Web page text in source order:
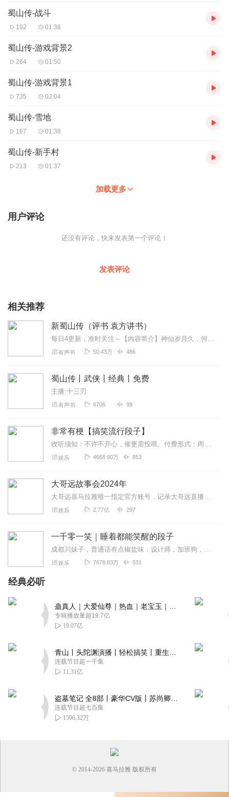
蜀山传-战斗
192 01:36
蜀山传-游戏背景2
264 01:50
蜀山传-游戏背景1
735 02:04
蜀山传-雪地
167 01:38
蜀山传-新手村
213 01:37
加载更多
用户评论
还没有评论，快来发表第一个评论！
发表评论
相关推荐
新蜀山传（评书 袁方讲书）
每日4更新，准时关注～【内容简介】神仙岁月久，何必寻烦恼？大神通者自是不在意这些小小的星辰变幻，只可怜那无辜的现世小人物穿越到了蜀山。正邪纷争，但，何谓正，何谓...
有声书 50.43万 486
蜀山传丨武侠丨经典丨免费
主播:十三刃
有声书 6706 99
非常有梗【搞笑流行段子】
收听须知：不许不开心，催更需投喂。付费形式：周一付费更新，周四免费更新。不定期加更。会员免费听，或单期2.99元订购听（二选一即可）！本节目由喜马拉雅独家出品说...
娱乐 4668.90万 853
大哥远故事会2024年
大哥远喜马拉雅唯一指定官方账号，记录大哥远直播时讲述每段故事会，用最接地气的东北话带你身临其境走进每一段故事会，你笑了就行，不要纠结故事的真实性。故事消失的就是...
娱乐 2.77亿 297
一千零一笑｜睡着都能笑醒的段子
成都川妹子，普通话有点椒盐味，设计师，加班狗，每周一单更，欢迎订阅。【主播有声书系列一键直达】适合小学到高中青少年听的趣味故事有声书：孩子最爱的启智笑话书越听...
娱乐 7678.83万 531
经典必听
专辑播放量超19.7亿
19.07亿
连载节目超一千集
11.31亿
连载节目超七百集
1596.32万
© 2014-2026 喜马拉雅 版权所有